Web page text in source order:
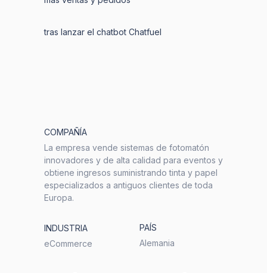
tras lanzar el chatbot Chatfuel
COMPAÑÍA
La empresa vende sistemas de fotomatón
innovadores y de alta calidad para eventos y
obtiene ingresos suministrando tinta y papel
especializados a antiguos clientes de toda
Europa.
INDUSTRIA
eCommerce
PAÍS
Alemania